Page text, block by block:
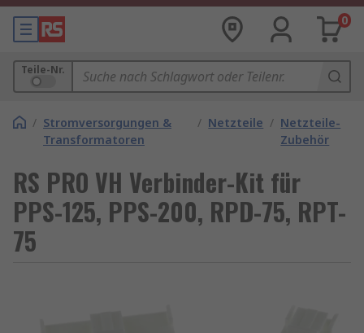
0
Teile-Nr.
/ Stromversorgungen &
Transformatoren
/ Netzteile / Netzteile-
Zubehör
RS PRO VH Verbinder-Kit für
PPS-125, PPS-200, RPD-75, RPT-
75